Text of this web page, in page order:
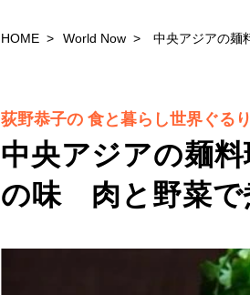
HOME World Now 中央アジアの麺
中央アジアの麺
の味 肉と野菜で
荻野恭子の 食と暮らし世界ぐるり